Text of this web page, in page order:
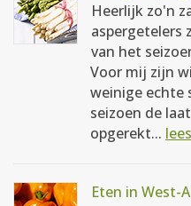
Heerlijk zo'n
aspergetelers
van het
Voor mij zijn
weinige echte
seizoen de
opgerekt...
Eten in West-